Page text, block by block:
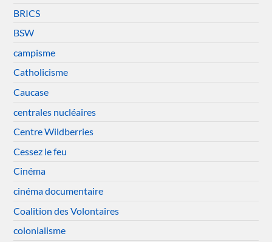
BRICS
BSW
campisme
Catholicisme
Caucase
centrales nucléaires
Centre Wildberries
Cessez le feu
Cinéma
cinéma documentaire
Coalition des Volontaires
colonialisme